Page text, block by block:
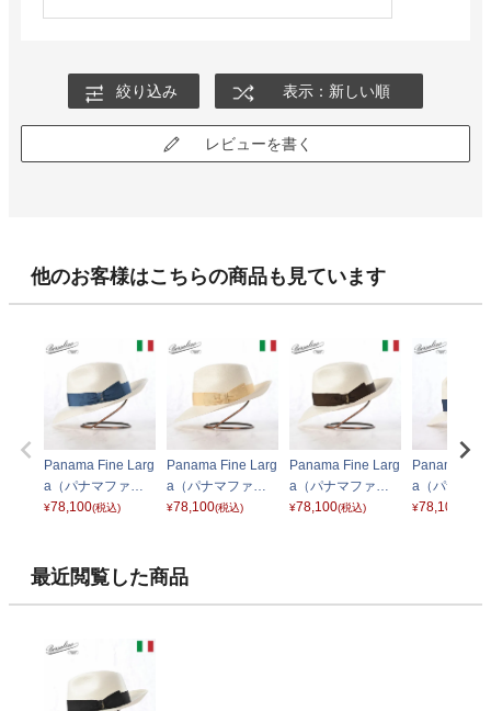
絞り込み 表示：新しい順
レビューを書く
他のお客様はこちらの商品も見ています
Panama Fine Larg
a（パナマファイ
ン ラーガ） 14034
¥78,100(税込)
Panama Fine Larg
a（パナマファイ
ン ラーガ） 14034
¥78,100(税込)
Panama Fine Larg
a（パナマファイ
ン ラーガ） 14034
¥78,100(税込)
Panama
a（パナマフ
ン ラーガ）
¥78,100
最近閲覧した商品